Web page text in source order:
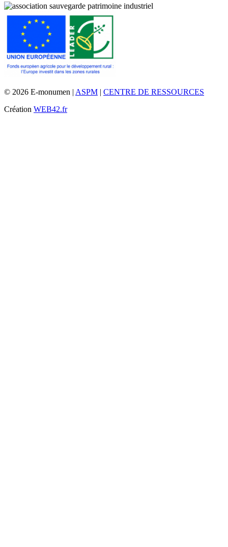
© 2026 E-monumen | ASPM | CENTRE DE RESSOURCES
Création WEB42.fr